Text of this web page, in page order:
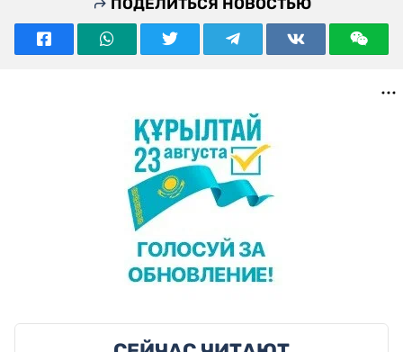
ПОДЕЛИТЬСЯ НОВОСТЬЮ